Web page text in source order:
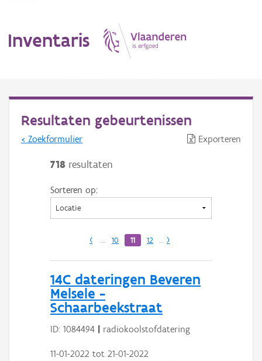
Inventaris
Erfgoedobject
Aanduidingsobject
Waarneming
Resultaten gebeurtenissen
< Zoekformulier Exporteren
718 resultaten
Sorteren op:
‹ … 10 11 12 … ›
14C dateringen Beveren
Melsele -
Schaarbeekstraat
ID: 1084494 | radiokoolstofdatering
11-01-2022 tot 21-01-2022